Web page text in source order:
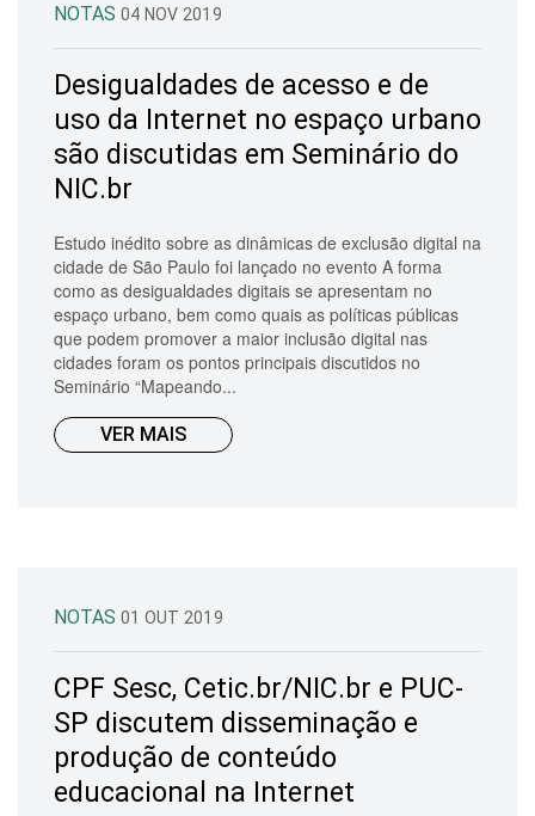
NOTAS 04 NOV 2019
Desigualdades de acesso e de
uso da Internet no espaço urbano
são discutidas em Seminário do
NIC.br
Estudo inédito sobre as dinâmicas de exclusão digital na
cidade de São Paulo foi lançado no evento A forma
como as desigualdades digitais se apresentam no
espaço urbano, bem como quais as políticas públicas
que podem promover a maior inclusão digital nas
cidades foram os pontos principais discutidos no
Seminário “Mapeando...
VER MAIS
NOTAS 01 OUT 2019
CPF Sesc, Cetic.br/NIC.br e PUC-
SP discutem disseminação e
produção de conteúdo
educacional na Internet